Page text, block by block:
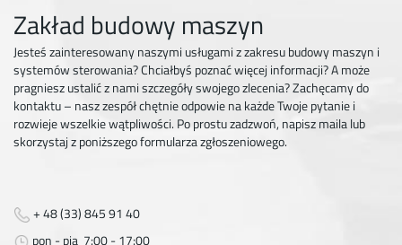
Zakład budowy maszyn
Jesteś zainteresowany naszymi usługami z zakresu budowy maszyn i
systemów sterowania? Chciałbyś poznać więcej informacji? A może
pragniesz ustalić z nami szczegóły swojego zlecenia? Zachęcamy do
kontaktu – nasz zespół chętnie odpowie na każde Twoje pytanie i
rozwieje wszelkie wątpliwości. Po prostu zadzwoń, napisz maila lub
skorzystaj z poniższego formularza zgłoszeniowego.
+ 48 (33) 845 91 40
pon - pią 7:00 - 17:00